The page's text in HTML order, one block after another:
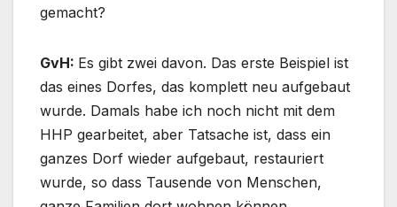
gemacht?
GvH: Es gibt zwei davon. Das erste Beispiel ist
das eines Dorfes, das komplett neu aufgebaut
wurde. Damals habe ich noch nicht mit dem
HHP gearbeitet, aber Tatsache ist, dass ein
ganzes Dorf wieder aufgebaut, restauriert
wurde, so dass Tausende von Menschen,